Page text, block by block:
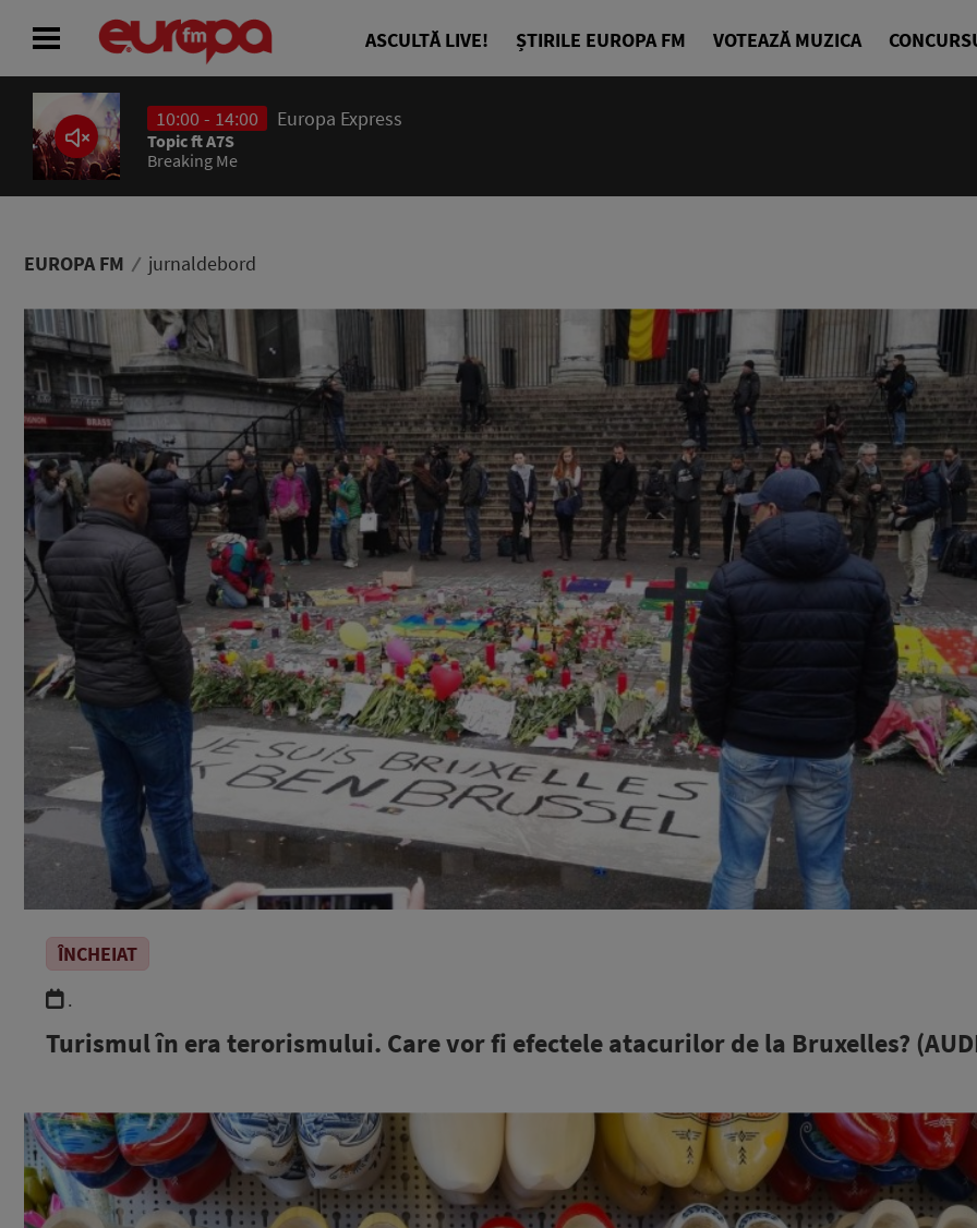
ASCULTĂ LIVE! ȘTIRILE EUROPA FM VOTEAZĂ MUZICA
10:00 - 14:00 Europa Express
Topic ft A7S
Breaking Me
EUROPA FM jurnaldebord
ÎNCHEIAT
.
Turismul în era terorismului. Care vor fi efectele atacurilor de la Bruxelles?
ACASĂ
ȘTIRI
PODCAST
ASCULTĂ LIVE